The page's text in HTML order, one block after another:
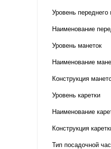
Уровень
Наименование
Уровень манеток
Наименование
Конструкция
Уровень каретки
Наименование
Конструкция
Тип посадочной